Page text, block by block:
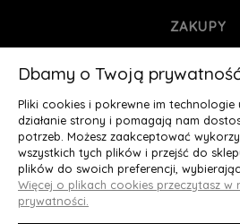
ZAKUPY
MOJE
O NAS
Deluxury.pl
Dbamy o Twoją
Pliki cookies i pokrewne im
działanie strony i pomagają nam
potrzeb. Możesz zaakceptować
wszystkich tych plików i przejść do
plików do swoich preferencji,
Więcej o plikach cookies przeczytasz w
prywatności.